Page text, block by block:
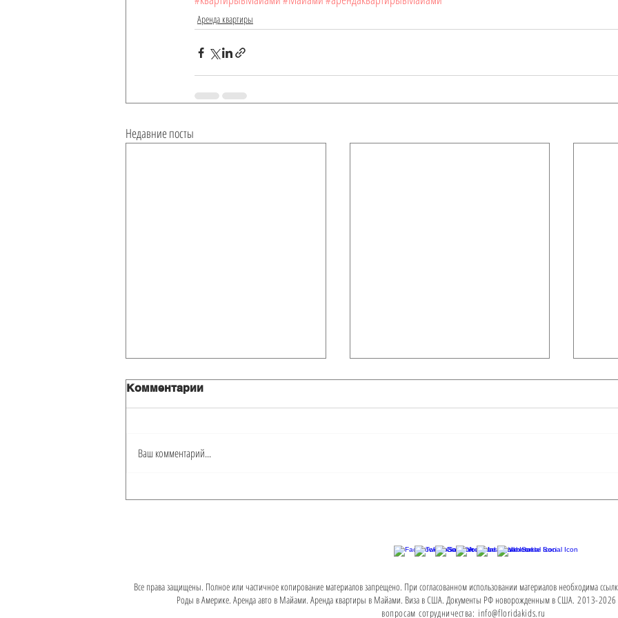
Аренда квартиры
Недавние посты
Комментарии
Ваш комментарий...
Все права защищены. Полное или частичное копирование материалов запрещено. При согласованном использовании материалов необходима
Роды в Америке. Аренда авто в Майами. Аренда квартиры в Майами. Виза в США. Документы РФ новорожденным в США. 2013-
вопросамсотрудничества: info@floridakids.ru